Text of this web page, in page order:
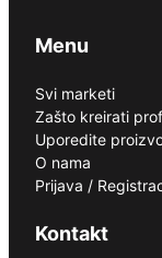
Menu
Svi marketi
Zašto kreirati
Uporedite
O nama
Prijava /
Kontakt